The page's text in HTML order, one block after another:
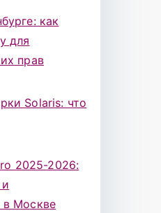
как
для
прав
Solaris: что
2025-2026:
в Москве